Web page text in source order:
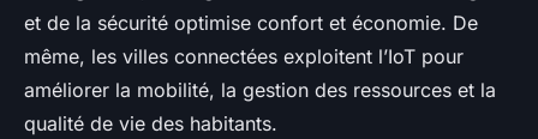
et de la sécurité optimise confort et économie. De
même, les villes connectées exploitent l’IoT pour
améliorer la mobilité, la gestion des ressources et la
qualité de vie des habitants.